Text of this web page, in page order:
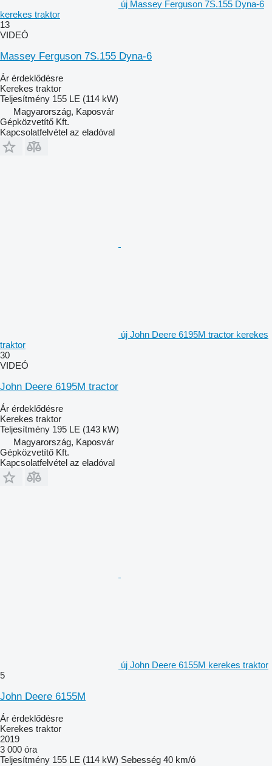
új Massey Ferguson 7S.155 Dyna-6
kerekes traktor
13
VIDEÓ
Massey Ferguson 7S.155 Dyna-6
Ár érdeklődésre
Kerekes traktor
Teljesítmény 155 LE (114 kW)
Magyarország, Kaposvár
Gépközvetítő Kft.
Kapcsolatfelvétel az eladóval
új John Deere 6195M tractor kerekes
traktor
30
VIDEÓ
John Deere 6195M tractor
Ár érdeklődésre
Kerekes traktor
Teljesítmény 195 LE (143 kW)
Magyarország, Kaposvár
Gépközvetítő Kft.
Kapcsolatfelvétel az eladóval
új John Deere 6155M kerekes traktor
5
John Deere 6155M
Ár érdeklődésre
Kerekes traktor
2019
3 000 óra
Teljesítmény 155 LE (114 kW) Sebesség 40 km/ó